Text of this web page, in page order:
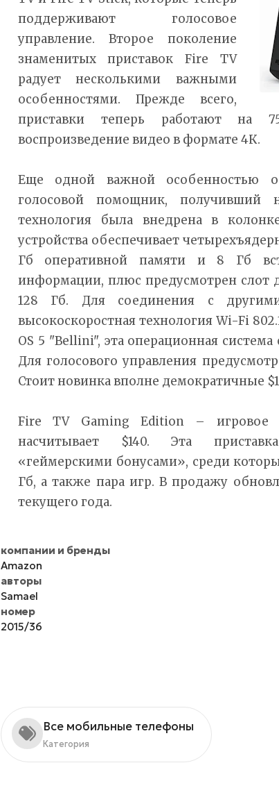
поддерживают голосовое
управление. Второе поколение
знаменитых приставок Fire TV
радует несколькими важными
особенностями. Прежде всего,
приставки теперь работают на
воспроизведение видео в формате 4К.
Еще одной важной особенностью
голосовой помощник, получивший
технология была внедрена в
устройства обеспечивает
Гб оперативной памяти и 8 Гб
информации, плюс предусмотрен слот
128 Гб. Для соединения с другими
высокоскоростная технология Wi-Fi
OS 5 "Bellini", эта операционная
Для голосового управления
Стоит новинка вполне демократичные
Fire TV Gaming Edition – игровое
насчитывает $140. Эта
«геймерскими бонусами», среди
Гб, а также пара игр. В продажу
текущего года.
компании и бренды
Amazon
авторы
Samael
номер
2015/36
Все мобильные телефоны
Категория